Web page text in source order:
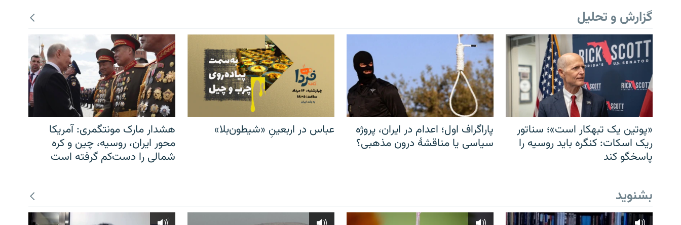
گزارش و تحلیل
«پوتین یک تبهکار است»؛ سناتور
ریک اسکات: کنگره باید روسیه را
پاسخگو کند
پاراگراف اول؛ اعدام در ایران، پروژه
سیاسی یا مناقشهٔ درون مذهبی؟
عباس در اربعینِ «شیطون‌بلا»
هشدار مارک مونتگمری: آمریکا
محور ایران، روسیه، چین و کره
شمالی را دست‌کم گرفته است
بشنوید